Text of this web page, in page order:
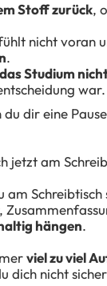
Stoff zurück,
nicht voran
.
Studium
war.
dir eine
jetzt am
am
hängen.
viel zu viel
dich nicht